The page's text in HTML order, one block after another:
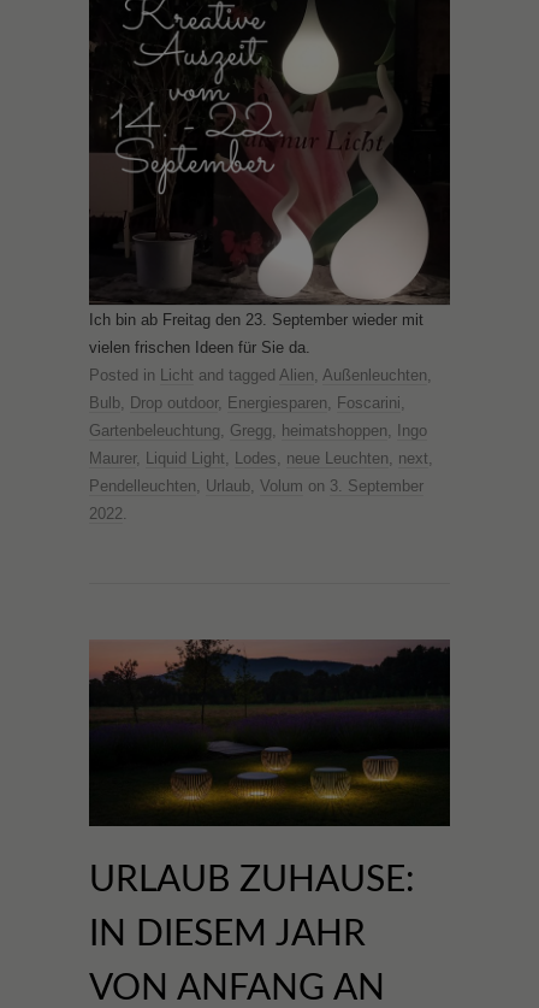
Ich bin ab Freitag den 23. September wieder mit
vielen frischen Ideen für Sie da.
Posted in Licht and tagged Alien, Außenleuchten,
Bulb, Drop outdoor, Energiesparen, Foscarini,
Gartenbeleuchtung, Gregg, heimatshoppen,
Ingo
Maurer, Liquid Light, Lodes, neue Leuchten, next,
Pendelleuchten, Urlaub, Volum on 3. September
2022.
URLAUB ZUHAUSE:
IN DIESEM JAHR
VON ANFANG AN